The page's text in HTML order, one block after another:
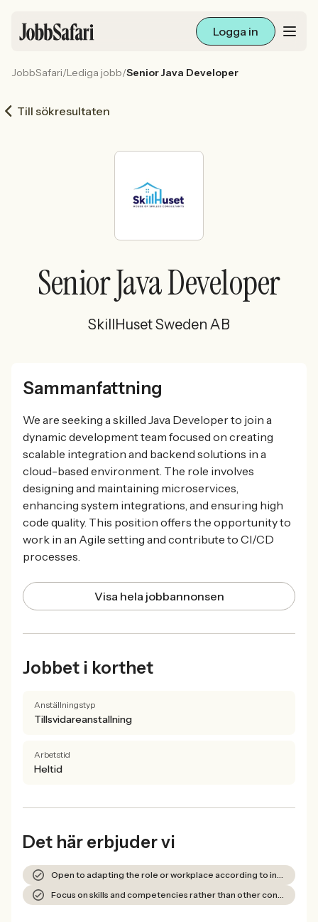
Logga in
Arbetsliv och karriär
För arbetsgivare
Sök med AI
Ny här? Skapa konto
JobbSafari/Lediga jobb/Senior Java Developer
Till sökresultaten
Senior Java Developer
SkillHuset Sweden AB
Sammanfattning
We are seeking a skilled Java Developer to join a
dynamic development team focused on creating
scalable integration and backend solutions in a
cloud-based environment. The role involves
designing and maintaining microservices,
enhancing system integrations, and ensuring high
code quality. This position offers the opportunity to
work in an Agile setting and contribute to CI/CD
processes.
Visa hela jobbannonsen
Jobbet i korthet
Anställningstyp
Tillsvidareanstallning
Arbetstid
Heltid
Det här erbjuder vi
Open to adapting the role or workplace according to individual needs
Focus on skills and competencies rather than other conditions